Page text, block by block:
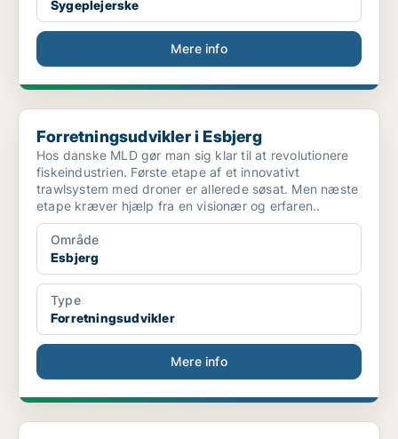
Sygeplejerske
Mere info
Forretningsudvikler i Esbjerg
Forretningsudvikler i Esbjerg
Hos danske MLD gør man sig klar til at revolutionere
fiskeindustrien. Første etape af et innovativt
trawlsystem med droner er allerede søsat. Men næste
etape kræver hjælp fra en visionær og erfaren..
Område
Esbjerg
Type
Forretningsudvikler
Mere info
Øvrige i Esbjerg